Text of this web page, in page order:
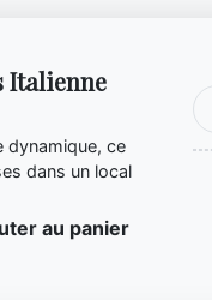
Italienne
dynamique, ce
dans un local
au panier